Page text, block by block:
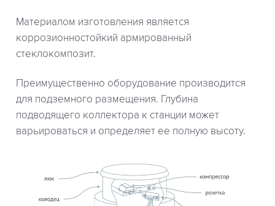
Материалом изготовления является
коррозионностойкий армированный
стеклокомпозит.
Преимущественно оборудование производится
для подземного размещения. Глубина
подводящего коллектора к станции может
варьироваться и определяет ее полную высоту.